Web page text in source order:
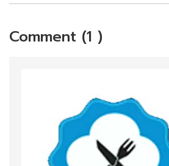
Comment (1 )